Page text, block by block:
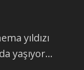
yıldızı
yaşıyor…